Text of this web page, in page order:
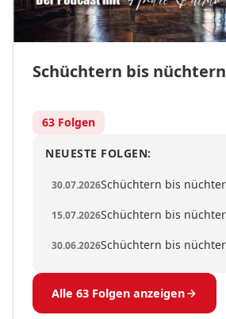
Schüchtern bis nüchtern
63 Folgen
NEUESTE FOLGEN:
30.07.2026
15.07.2026
30.06.2026
Alle 63 Folgen anzeigen